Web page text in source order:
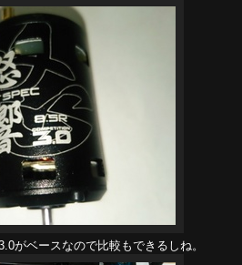
がベースなので比較もできるしね。